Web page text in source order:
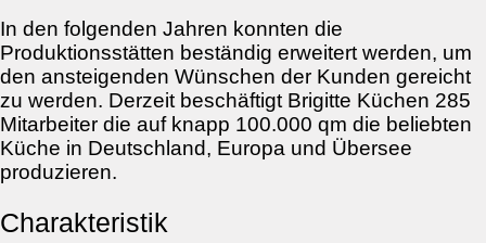
In den folgenden Jahren konnten die
Produktionsstätten beständig erweitert werden, um
den ansteigenden Wünschen der Kunden gereicht
zu werden. Derzeit beschäftigt Brigitte Küchen 285
Mitarbeiter die auf knapp 100.000 qm die beliebten
Küche in Deutschland, Europa und Übersee
produzieren.
Charakteristik